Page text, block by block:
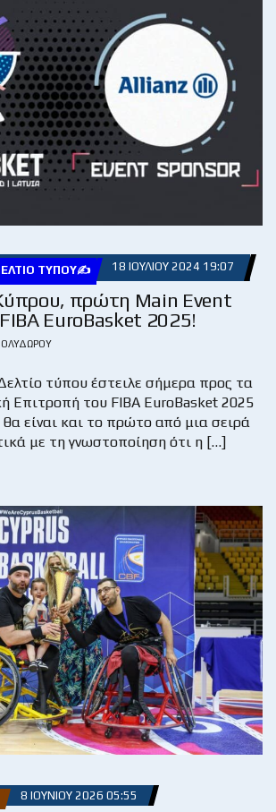
ΤΎΠΟΥ✍ 18 ΙΟΥΛΊΟΥ 2024 19:07
πρώτη Main Event
EuroBasket 2025!
τύπου έστειλε σήμερα προς τα
Επιτροπή του FIBA EuroBasket 2025
είναι και το πρώτο από μια σειρά
με τη γνωστοποίηση ότι η […]
8 ΙΟΥΝΊΟΥ 2026 05:55